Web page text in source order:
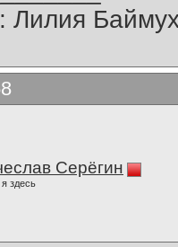
Лилия
Серёгин
здесь